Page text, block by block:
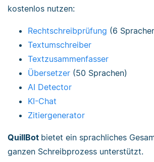
kostenlos nutzen:
Rechtschreibprüfung (6
Textumschreiber
Textzusammenfasser
Übersetzer (50 Sprachen)
AI Detector
KI-Chat
Zitiergenerator
QuillBot bietet ein sprachliches
ganzen Schreibprozess unterstützt.